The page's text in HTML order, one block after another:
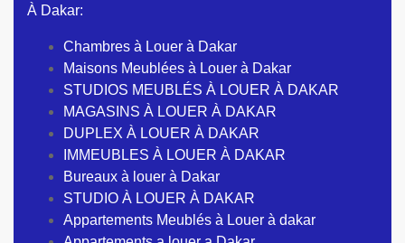
À Dakar:
Chambres à Louer à Dakar
Maisons Meublées à Louer à Dakar
STUDIOS MEUBLÉS À LOUER À DAKAR
MAGASINS À LOUER À DAKAR
DUPLEX À LOUER À DAKAR
IMMEUBLES À LOUER À DAKAR
Bureaux à louer à Dakar
STUDIO À LOUER À DAKAR
Appartements Meublés à Louer à dakar